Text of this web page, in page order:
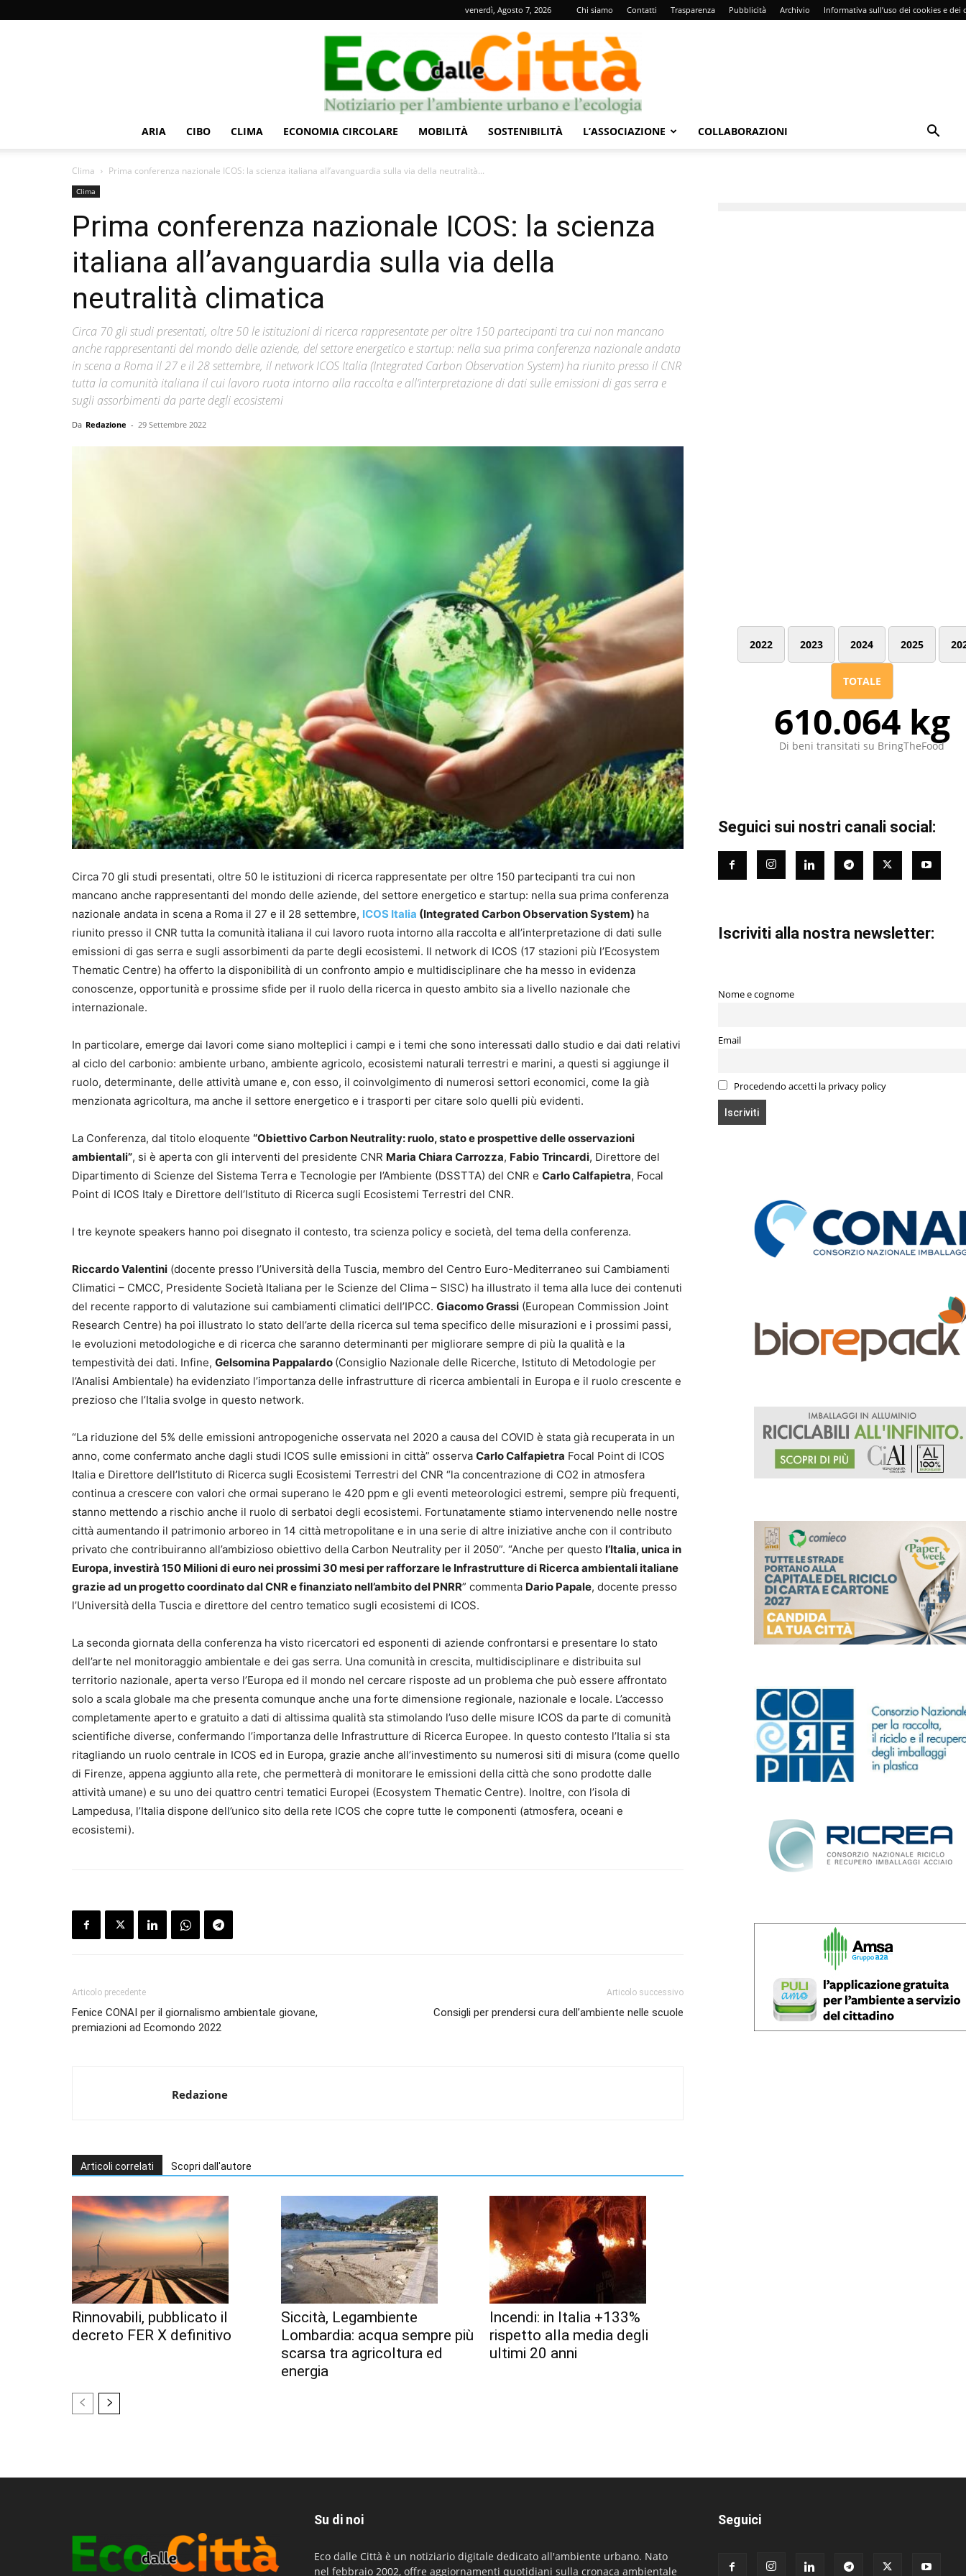
venerdì, Agosto 7, 2026 Chi siamo Contatti Trasparenza Pubblicità Archivio Informativa sull’uso dei cookies e dei
dalle
Città
ARIA CIBO CLIMA ECONOMIA CIRCOLARE MOBILITÀ SOSTENIBILITÀ L’ASSOCIAZIONE COLLABORAZIONI
Clima Prima conferenza nazionale ICOS: la scienza italiana all’avanguardia sulla via della neutralità...
Clima
Prima conferenza nazionale ICOS: la scienza
italiana all’avanguardia sulla via della
neutralità climatica
Circa 70 gli studi presentati, oltre 50 le istituzioni di ricerca rappresentate per oltre 150 partecipanti tra cui non mancano
anche rappresentanti del mondo delle aziende, del settore energetico e startup: nella sua prima conferenza nazionale andata
in scena a Roma il 27 e il 28 settembre, il network ICOS Italia (Integrated Carbon Observation System) ha riunito presso il CNR
tutta la comunità italiana il cui lavoro ruota intorno alla raccolta e all’interpretazione di dati sulle emissioni di gas serra e
sugli assorbimenti da parte degli ecosistemi
Da Redazione - 29 Settembre 2022
Circa 70 gli studi presentati, oltre 50 le istituzioni di ricerca rappresentate per oltre 150 partecipanti tra cui non
mancano anche rappresentanti del mondo delle aziende, del settore energetico e startup: nella sua prima conferenza
nazionale andata in scena a Roma il 27 e il 28 settembre, ICOS Italia (Integrated Carbon Observation System) ha
riunito presso il CNR tutta la comunità italiana il cui lavoro ruota intorno alla raccolta e all’interpretazione di dati sulle
emissioni di gas serra e sugli assorbimenti da parte degli ecosistemi. Il network di ICOS (17 stazioni più l’Ecosystem
Thematic Centre) ha offerto la disponibilità di un confronto ampio e multidisciplinare che ha messo in evidenza
conoscenze, opportunità e prossime sfide per il ruolo della ricerca in questo ambito sia a livello nazionale che
internazionale.
In particolare, emerge dai lavori come siano molteplici i campi e i temi che sono interessati dallo studio e dai dati relativi
al ciclo del carbonio: ambiente urbano, ambiente agricolo, ecosistemi naturali terrestri e marini, a questi si aggiunge il
ruolo, determinante, delle attività umane e, con esso, il coinvolgimento di numerosi settori economici, come la già
menzionata agricoltura, ma anche il settore energetico e i trasporti per citare solo quelli più evidenti.
La Conferenza, dal titolo eloquente “Obiettivo Carbon Neutrality: ruolo, stato e prospettive delle osservazioni
ambientali”, si è aperta con gli interventi del presidente CNR Maria Chiara Carrozza, Fabio Trincardi, Direttore del
Dipartimento di Scienze del Sistema Terra e Tecnologie per l’Ambiente (DSSTTA) del CNR e Carlo Calfapietra, Focal
Point di ICOS Italy e Direttore dell’Istituto di Ricerca sugli Ecosistemi Terrestri del CNR.
I tre keynote speakers hanno poi disegnato il contesto, tra scienza policy e società, del tema della conferenza.
Riccardo Valentini (docente presso l’Università della Tuscia, membro del Centro Euro-Mediterraneo sui Cambiamenti
Climatici – CMCC, Presidente Società Italiana per le Scienze del Clima – SISC) ha illustrato il tema alla luce dei contenuti
del recente rapporto di valutazione sui cambiamenti climatici dell’IPCC. Giacomo Grassi (European Commission Joint
Research Centre) ha poi illustrato lo stato dell’arte della ricerca sul tema specifico delle misurazioni e i prossimi passi,
le evoluzioni metodologiche e di ricerca che saranno determinanti per migliorare sempre di più la qualità e la
tempestività dei dati. Infine, Gelsomina Pappalardo (Consiglio Nazionale delle Ricerche, Istituto di Metodologie per
l’Analisi Ambientale) ha evidenziato l’importanza delle infrastrutture di ricerca ambientali in Europa e il ruolo crescente e
prezioso che l’Italia svolge in questo network.
“La riduzione del 5% delle emissioni antropogeniche osservata nel 2020 a causa del COVID è stata già recuperata in un
anno, come confermato anche dagli studi ICOS sulle emissioni in città” osserva Carlo Calfapietra Focal Point di ICOS
Italia e Direttore dell’Istituto di Ricerca sugli Ecosistemi Terrestri del CNR “la concentrazione di CO2 in atmosfera
continua a crescere con valori che ormai superano le 420 ppm e gli eventi meteorologici estremi, sempre più frequenti,
stanno mettendo a rischio anche il ruolo di serbatoi degli ecosistemi. Fortunatamente stiamo intervenendo nelle nostre
città aumentando il patrimonio arboreo in 14 città metropolitane e in una serie di altre iniziative anche con il contributo
privato che contribuiranno all’ambizioso obiettivo della Carbon Neutrality per il 2050”. “Anche per questo l’Italia, unica in
Europa, investirà 150 Milioni di euro nei prossimi 30 mesi per rafforzare le Infrastrutture di Ricerca ambientali italiane
grazie ad un progetto coordinato dal CNR e finanziato nell’ambito del PNRR” commenta Dario Papale, docente presso
l’Università della Tuscia e direttore del centro tematico sugli ecosistemi di ICOS.
La seconda giornata della conferenza ha visto ricercatori ed esponenti di aziende confrontarsi e presentare lo stato
dell’arte nel monitoraggio ambientale e dei gas serra. Una comunità in crescita, multidisciplinare e distribuita sul
territorio nazionale, aperta verso l’Europa ed il mondo nel cercare risposte ad un problema che può essere affrontato
solo a scala globale ma che presenta comunque anche una forte dimensione regionale, nazionale e locale. L’accesso
completamente aperto e gratuito a dati di altissima qualità sta stimolando l’uso delle misure ICOS da parte di comunità
scientifiche diverse, confermando l’importanza delle Infrastrutture di Ricerca Europee. In questo contesto l’Italia si sta
ritagliando un ruolo centrale in ICOS ed in Europa, grazie anche all’investimento su numerosi siti di misura (come quello
di Firenze, appena aggiunto alla rete, che permetterà di monitorare le emissioni della città che sono prodotte dalle
attività umane) e su uno dei quattro centri tematici Europei (Ecosystem Thematic Centre). Inoltre, con l’isola di
Lampedusa, l’Italia dispone dell’unico sito della rete ICOS che copre tutte le componenti (atmosfera, oceani e
ecosistemi).
Articolo precedente
Fenice CONAI per il giornalismo ambientale giovane,
premiazioni ad Ecomondo 2022
Articolo successivo
Consigli per prendersi cura dell’ambiente nelle scuole
Redazione
Articoli correlati Scopri dall'autore
Rinnovabili, pubblicato il
decreto FER X definitivo
Siccità, Legambiente
Lombardia: acqua sempre più
scarsa tra agricoltura ed
energia
Incendi: in Italia +133%
rispetto alla media degli
ultimi 20 anni
2022 2023 2024 2025
TOTALE
610.064 kg
Di beni transitati su BringTheFood
Seguici sui nostri canali social:
Iscriviti alla nostra newsletter:
Nome e cognome
Email
Procedendo accetti la privacy policy
Su di noi
Eco dalle Città è un notiziario digitale dedicato all'ambiente urbano. Nato
nel febbraio 2002, offre aggiornamenti quotidiani sulla cronaca ambientale
Seguici